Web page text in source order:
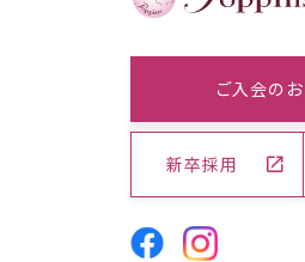
ご入会の
新卒採用